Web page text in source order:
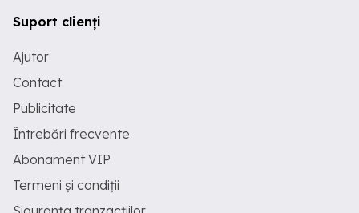
Suport clienți
Ajutor
Contact
Publicitate
Întrebări frecvente
Abonament VIP
Termeni și condiții